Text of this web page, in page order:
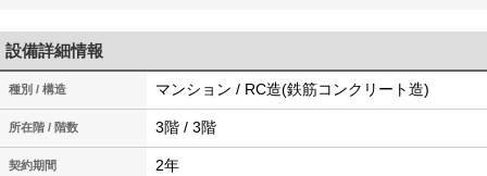
設備詳細情報
種別 / 構造 マンション / RC造(鉄筋コンクリート造)
所在階 / 階数 3階 / 3階
契約期間 2年